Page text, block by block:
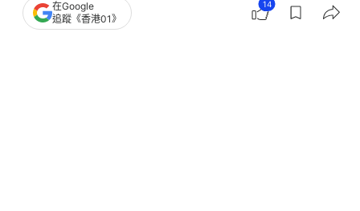
豪紛把資產轉移到香港新加坡
在Google
追蹤《香港01》
14